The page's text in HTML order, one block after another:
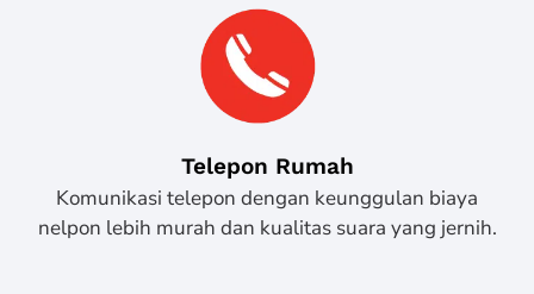
Telepon Rumah
Komunikasi telepon dengan keunggulan biaya
nelpon lebih murah dan kualitas suara yang jernih.